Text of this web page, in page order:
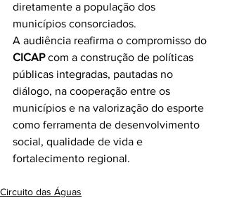
diretamente a população dos
municípios consorciados.
A audiência reafirma o compromisso do
CICAP com a construção de políticas
públicas integradas, pautadas no
diálogo, na cooperação entre os
municípios e na valorização do esporte
como ferramenta de desenvolvimento
social, qualidade de vida e
fortalecimento regional.
Circuito das Águas